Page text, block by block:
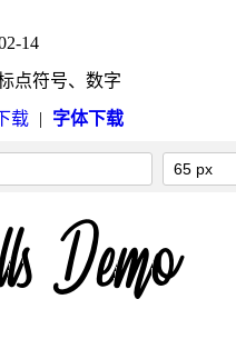
14
点符号、数字
载 | 字体下载